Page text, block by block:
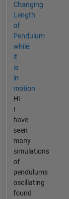
Changing
Length
of
Pendulum
while
it
is
in
motion
Hi
I
have
seen
many
simulations
of
pendulums
oscillating
found